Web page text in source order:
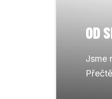
OD
Jsme